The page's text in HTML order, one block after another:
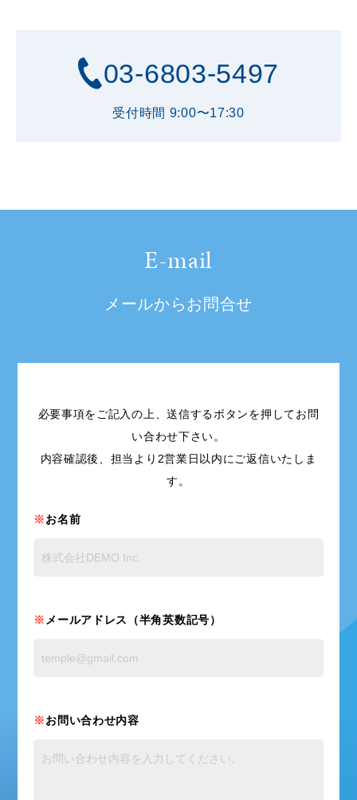
03-6803-5497
受付時間 9:00〜17:30
E-mail
メールからお問合せ
必要事項をご記入の上、送信するボタンを押してお問
い合わせ下さい。
内容確認後、担当より2営業日以内にご返信いたしま
す。
お名前
メールアドレス（半角英数記号）
お問い合わせ内容